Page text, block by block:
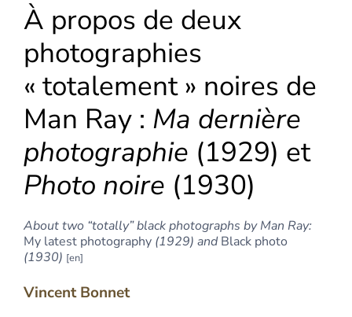
À propos de deux
photographies
« totalement » noires de
Man Ray : Ma dernière
photographie (1929) et
Photo noire (1930)
About two “totally” black photographs by Man Ray:
My latest photography (1929) andBlack photo
(1930)
VincentBonnet